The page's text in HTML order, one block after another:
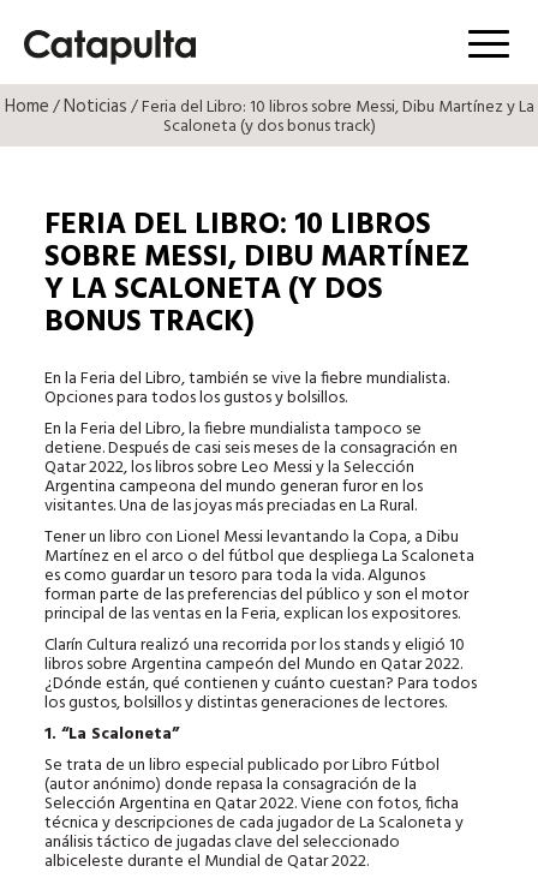
Menú
Home/Noticias/ Feria del Libro: 10 libros sobre Messi, Dibu Martínez y La
Scaloneta (y dos bonus track)
FERIA DEL LIBRO: 10 LIBROS
SOBRE MESSI, DIBU MARTÍNEZ
Y LA SCALONETA (Y DOS
BONUS TRACK)
En la Feria del Libro, también se vive la fiebre mundialista.
Opciones para todos los gustos y bolsillos.
En la Feria del Libro, la fiebre mundialista tampoco se
detiene. Después de casi seis meses de la consagración en
Qatar 2022, los libros sobre Leo Messi y la Selección
Argentina campeona del mundo generan furor en los
visitantes. Una de las joyas más preciadas en La Rural.
Tener un libro con Lionel Messi levantando la Copa, a Dibu
Martínez en el arco o del fútbol que despliega La Scaloneta
es como guardar un tesoro para toda la vida. Algunos
forman parte de las preferencias del público y son el motor
principal de las ventas en la Feria, explican los expositores.
Clarín Cultura realizó una recorrida por los stands y eligió 10
libros sobre Argentina campeón del Mundo en Qatar 2022.
¿Dónde están, qué contienen y cuánto cuestan? Para todos
los gustos, bolsillos y distintas generaciones de lectores.
1. “La Scaloneta”
Se trata de un libro especial publicado por Libro Fútbol
(autor anónimo) donde repasa la consagración de la
Selección Argentina en Qatar 2022. Viene con fotos, ficha
técnica y descripciones de cada jugador de La Scaloneta y
análisis táctico de jugadas clave del seleccionado
albiceleste durante el Mundial de Qatar 2022.